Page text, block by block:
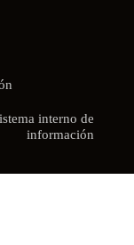
interno de
información